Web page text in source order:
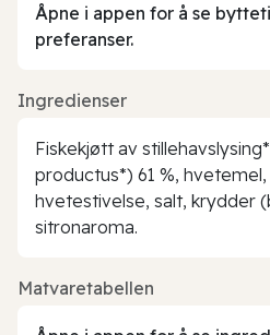
Åpne i appen for å se
preferanser.
Ingredienser
Fiskekjøtt av
productus*) 61 %, hvetemel,
hvetestivelse, salt, krydder
sitronaroma.
Matvaretabellen